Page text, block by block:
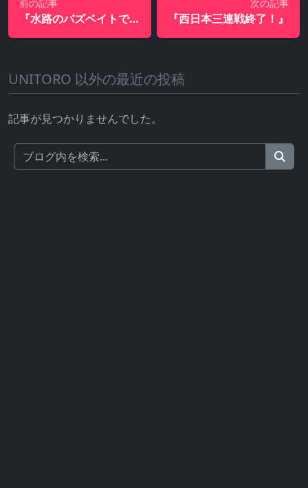
前の記事
『水路のバズベイトでビッグワン』
次の記事
『西日本三連戦終了！』
UNITORO 以外の最近の投稿
記事が見つかりませんでした。